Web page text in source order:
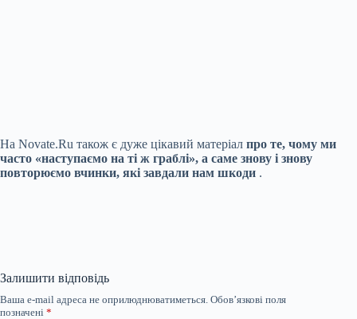
На Novate.Ru також є дуже цікавий матеріал про те, чому ми
часто «наступаємо на ті ж граблі», а саме знову і знову
повторюємо вчинки, які завдали нам шкоди .
Залишити відповідь
Ваша e-mail адреса не оприлюднюватиметься. Обов’язкові поля
позначені *